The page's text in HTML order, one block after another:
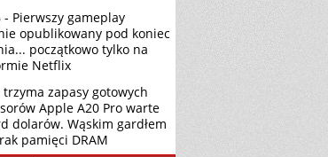
- Pierwszy gameplay
opublikowany pod koniec
początkowo tylko na
Netflix
trzyma zapasy gotowych
Apple A20 Pro warte
dolarów. Wąskim gardłem
pamięci DRAM